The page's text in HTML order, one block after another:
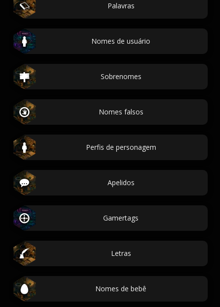
Palavras
Nomes de usuário
Sobrenomes
Nomes falsos
Perfis de personagem
Apelidos
Gamertags
Letras
Nomes de bebê